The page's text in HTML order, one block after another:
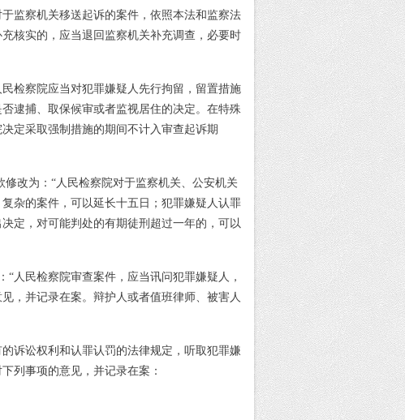
监察机关移送起诉的案件，依照本法和监察法
核实的，应当退回监察机关补充调查，必要时
检察院应当对犯罪嫌疑人先行拘留，留置措施
逮捕、取保候审或者监视居住的决定。在特殊
定采取强制措施的期间不计入审查起诉期
改为：“人民检察院对于监察机关、公安机关
杂的案件，可以延长十五日；犯罪嫌疑人认罪
定，对可能判处的有期徒刑超过一年的，可以
“人民检察院审查案件，应当讯问犯罪嫌疑人，
，并记录在案。辩护人或者值班律师、被害人
诉讼权利和认罪认罚的法律规定，听取犯罪嫌
列事项的意见，并记录在案：